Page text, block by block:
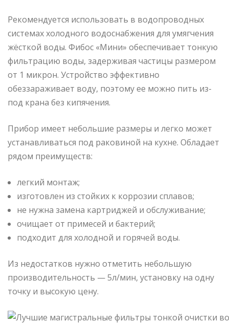
Рекомендуется использовать в водопроводных
системах холодного водоснабжения для умягчения
жёсткой воды. Фибос «Мини» обеспечивает тонкую
фильтрацию воды, задерживая частицы размером
от 1 микрон. Устройство эффективно
обеззараживает воду, поэтому ее можно пить из-
под крана без кипячения.
Прибор имеет небольшие размеры и легко может
устанавливаться под раковиной на кухне. Обладает
рядом преимуществ:
легкий монтаж;
изготовлен из стойких к коррозии сплавов;
не нужна замена картриджей и обслуживание;
очищает от примесей и бактерий;
подходит для холодной и горячей воды.
Из недостатков нужно отметить небольшую
производительность — 5л/мин, установку на одну
точку и высокую цену.